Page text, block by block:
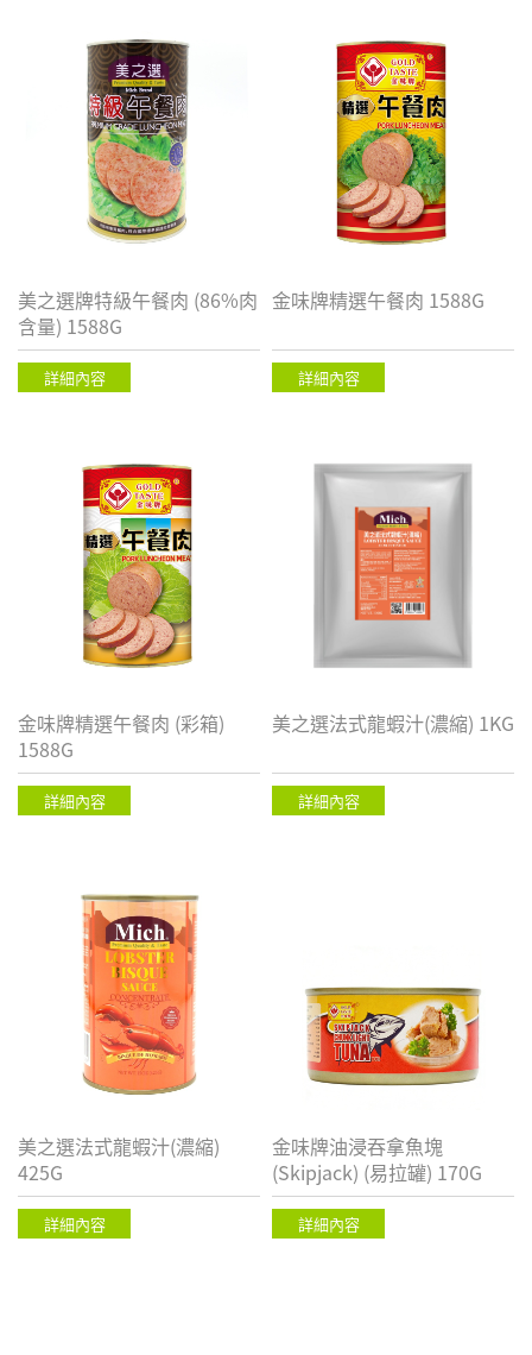
美之選牌特級午餐肉 (86%肉
含量) 1588G
詳細內容
金味牌精選午餐肉 1588G
詳細內容
金味牌精選午餐肉 (彩箱)
1588G
詳細內容
美之選法式龍蝦汁(濃縮) 1KG
詳細內容
美之選法式龍蝦汁(濃縮)
425G
詳細內容
金味牌油浸吞拿魚塊
(Skipjack) (易拉罐) 170G
詳細內容